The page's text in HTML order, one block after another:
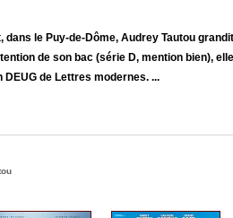
dans le Puy-de-Dôme, Audrey Tautou
de son bac (série D, mention bien),
de Lettres modernes. ...